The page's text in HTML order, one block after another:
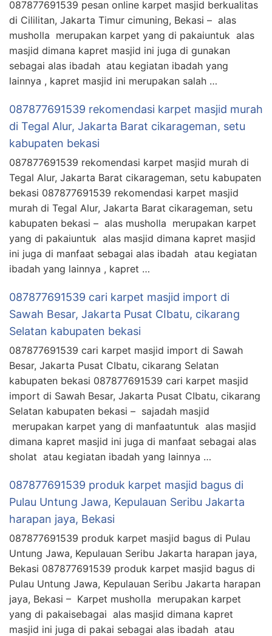
087877691539 pesan online karpet masjid berkualitas
di Cililitan, Jakarta Timur cimuning, Bekasi – alas
musholla merupakan karpet yang di pakaiuntuk alas
masjid dimana kapret masjid ini juga di gunakan
sebagai alas ibadah atau kegiatan ibadah yang
lainnya , kapret masjid ini merupakan salah …
087877691539 rekomendasi karpet masjid murah
di Tegal Alur, Jakarta Barat cikarageman, setu
kabupaten bekasi
087877691539 rekomendasi karpet masjid murah di
Tegal Alur, Jakarta Barat cikarageman, setu kabupaten
bekasi 087877691539 rekomendasi karpet masjid
murah di Tegal Alur, Jakarta Barat cikarageman, setu
kabupaten bekasi – alas musholla merupakan karpet
yang di pakaiuntuk alas masjid dimana kapret masjid
ini juga di manfaat sebagai alas ibadah atau kegiatan
ibadah yang lainnya , kapret …
087877691539 cari karpet masjid import di
Sawah Besar, Jakarta Pusat CIbatu, cikarang
Selatan kabupaten bekasi
087877691539 cari karpet masjid import di Sawah
Besar, Jakarta Pusat CIbatu, cikarang Selatan
kabupaten bekasi 087877691539 cari karpet masjid
import di Sawah Besar, Jakarta Pusat CIbatu, cikarang
Selatan kabupaten bekasi – sajadah masjid
merupakan karpet yang di manfaatuntuk alas masjid
dimana kapret masjid ini juga di manfaat sebagai alas
sholat atau kegiatan ibadah yang lainnya …
087877691539 produk karpet masjid bagus di
Pulau Untung Jawa, Kepulauan Seribu Jakarta
harapan jaya, Bekasi
087877691539 produk karpet masjid bagus di Pulau
Untung Jawa, Kepulauan Seribu Jakarta harapan jaya,
Bekasi 087877691539 produk karpet masjid bagus di
Pulau Untung Jawa, Kepulauan Seribu Jakarta harapan
jaya, Bekasi – Karpet musholla merupakan karpet
yang di pakaisebagai alas masjid dimana kapret
masjid ini juga di pakai sebagai alas ibadah atau